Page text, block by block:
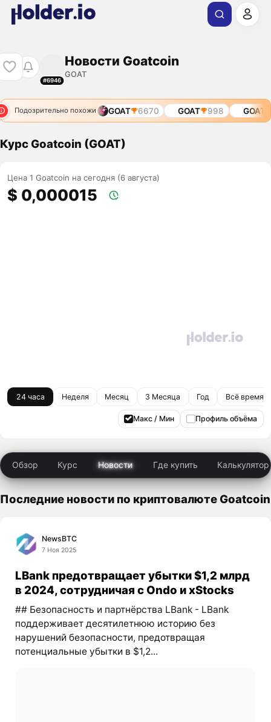
#6946
Новости Goatcoin
GOAT
Подозрительно похожи
GOAT 9831 GOAT 6670 GOAT 998 GOAT
Курс Goatcoin (GOAT)
Цена 1 Goatcoin на сегодня (6 августа)
$ 0,000015
24 часа Неделя Месяц 3 Месяца Год Всё время
Макс / Мин Профиль объёма
Обзор Курс Новости Где купить Калькулятор
Последние новости по криптовалюте Goatcoin
NewsBTC
7 Ноя 2025
LBank предотвращает убытки $1,2 млрд
в 2024, сотрудничая с Ondo и xStocks
## Безопасность и партнёрства LBank - LBank
поддерживает десятилетнюю историю без
нарушений безопасности, предотвращая
потенциальные убытки в $1,2...